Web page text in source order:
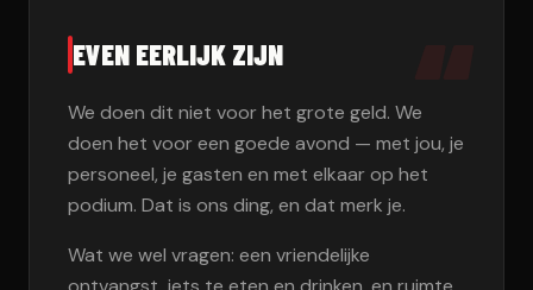
“
EVEN EERLIJK ZIJN
We doen dit niet voor het grote geld. We
doen het voor een goede avond — met jou, je
personeel, je gasten en met elkaar op het
podium. Dat is ons ding, en dat merk je.
Wat we wel vragen: een vriendelijke